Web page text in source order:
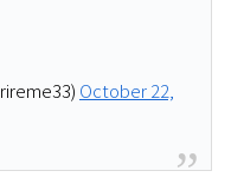
October 22,